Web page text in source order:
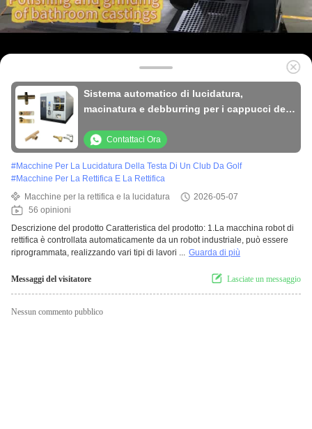
Sistema automatico di lucidatura,
macinatura e debburring per i cappucci delle
Contattaci Ora
#Macchine Per La Lucidatura Della Testa Di Un Club Da Golf
#Macchine Per La Rettifica E La Rettifica
Macchine per la rettifica e la lucidatura
2026-05-07
56 opinioni
Descrizione del prodotto Caratteristica del prodotto: 1.La macchina robot di
rettifica è controllata automaticamente da un robot industriale, può essere
riprogrammata, realizzando vari tipi di lavori ... Guarda di più
Messaggi del visitatore Lasciate un messaggio
Nessun commento pubblico